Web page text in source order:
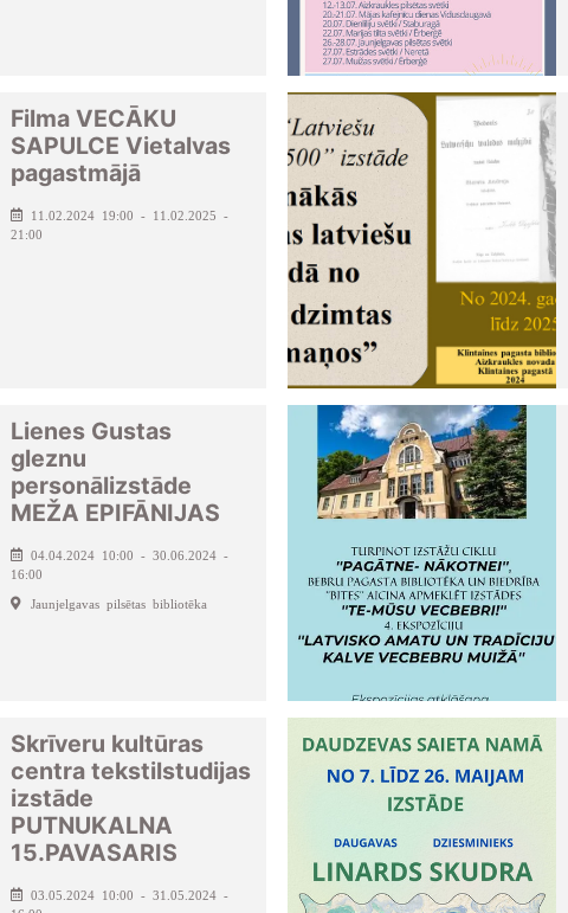
Filma VECĀKU
SAPULCE Vietalvas
pagastmājā
11.02.2024 19:00 - 11.02.2025 -
21:00
Lienes Gustas
gleznu
personālizstāde
MEŽA EPIFĀNIJAS
04.04.2024 10:00 - 30.06.2024 -
16:00
Jaunjelgavas pilsētas bibliotēka
Skrīveru kultūras
centra tekstilstudijas
izstāde
PUTNUKALNA
15.PAVASARIS
03.05.2024 10:00 - 31.05.2024 -